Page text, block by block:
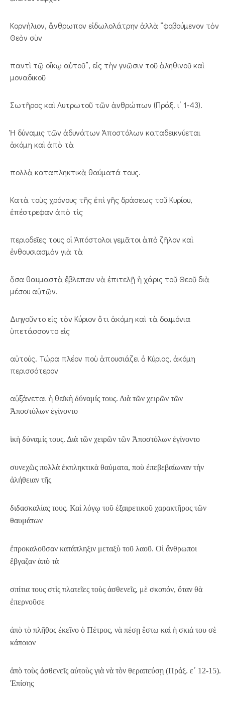
Κορνήλιον, ἄνθρωπον εἰδωλολάτρην ἀλλὰ “φοβούμενον τὸν
Θεὸν σὺν
παντὶ τῷ οἴκῳ αὐτοῦ”, εἰς τὴν γνῶσιν τοῦ ἀληθινοῦ καὶ
μοναδικοῦ
Σωτῆρος καὶ Λυτρωτοῦ τῶν ἀνθρώπων (Πράξ. ι΄ 1-43).
Ἡ δύναμις τῶν ἀδυνάτων Ἀποστόλων καταδεικνύεται
ἀκόμη καὶ ἀπὸ τὰ
πολλὰ καταπληκτικὰ θαύματά τους.
Κατὰ τοὺς χρόνους τῆς ἐπὶ γῆς δράσεως τοῦ Κυρίου,
ἐπέστρεφαν ἀπὸ τὶς
περιοδεῖες τους οἱ Ἀπόστολοι γεμᾶτοι ἀπὸ ζῆλον καὶ
ἐνθουσιασμὸν γιὰ τὰ
ὅσα θαυμαστὰ ἔβλεπαν νὰ ἐπιτελῇ ἡ χάρις τοῦ Θεοῦ διὰ
μέσου αὐτῶν.
Διηγοῦντο εἰς τὸν Κύριον ὅτι ἀκόμη καὶ τὰ δαιμόνια
ὑπετάσσοντο εἰς
αὐτούς. Τώρα πλέον ποὺ ἀπουσιάζει ὁ Κύριος, ἀκόμη
περισσότερον
αὐξάνεται ἡ θεϊκὴ δύναμίς τους. Διὰ τῶν χειρῶν τῶν
Ἀποστόλων ἐγίνοντο
ϊκὴ δύναμίς τους. Διὰ τῶν χειρῶν τῶν Ἀποστόλων ἐγίνοντο
συνεχῶς πολλὰ ἐκπληκτικὰ θαύματα, ποὺ ἐπεβεβαίωναν τὴν
ἀλήθειαν τῆς
διδασκαλίας τους. Καὶ λόγῳ τοῦ ἐξαιρετικοῦ χαρακτῆρος τῶν
θαυμάτων
ἐπροκαλοῦσαν κατάπληξιν μεταξὺ τοῦ λαοῦ. Οἱ ἄνθρωποι
ἔβγαζαν ἀπὸ τὰ
σπίτια τους στὶς πλατεῖες τοὺς ἀσθενεῖς, μὲ σκοπόν, ὅταν θὰ
ἐπερνοῦσε
ἀπὸ τὸ πλῆθος ἐκεῖνο ὁ Πέτρος, νὰ πέσῃ ἔστω καὶ ἡ σκιά του σὲ
κάποιον
ἀπὸ τοὺς ἀσθενεῖς αὐτοὺς γιὰ νὰ τὸν θεραπεύσῃ (Πράξ. ε΄ 12-15).
Ἐπίσης